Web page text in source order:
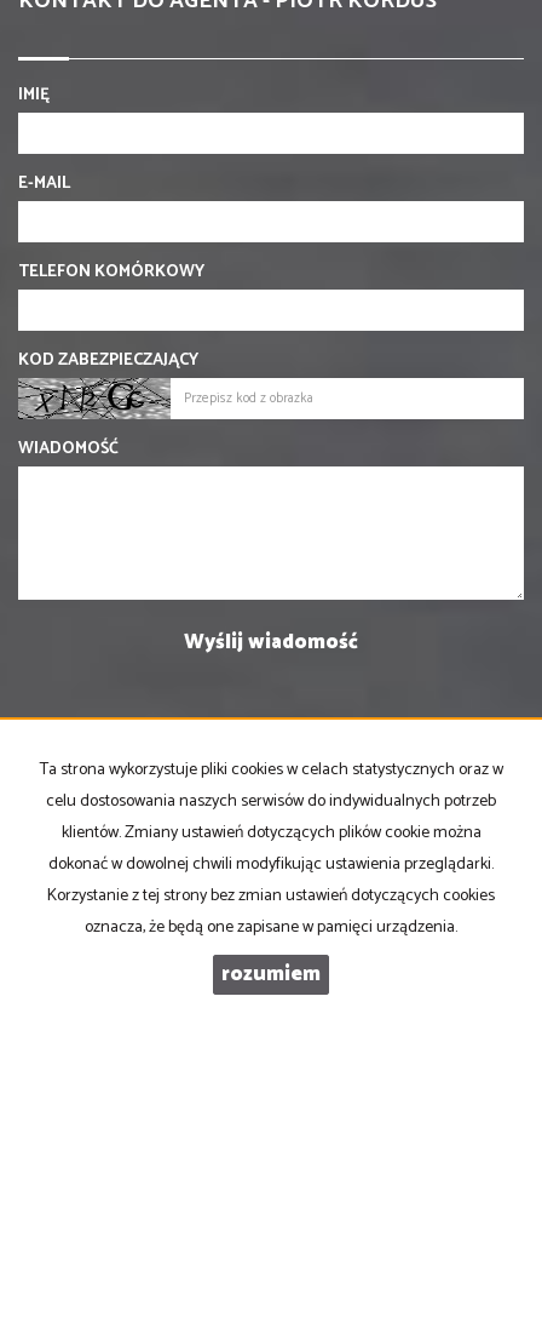
IMIĘ
E-MAIL
TELEFON KOMÓRKOWY
KOD ZABEZPIECZAJĄCY
WIADOMOŚĆ
PRONOVO Kordus
ul. Ku Słońcu 24F lokal 1
71-073 Szczecin
NIP: 8521103669
Otwarte: pon-pt w godz 10.00-17.00
Ta strona wykorzystuje pliki cookies w celach statystycznych oraz w
celu dostosowania naszych serwisów do indywidualnych potrzeb
klientów. Zmiany ustawień dotyczących plików cookie można
dokonać w dowolnej chwili modyfikując ustawienia przeglądarki.
Korzystanie z tej strony bez zmian ustawień dotyczących cookies
oznacza, że będą one zapisane w pamięci urządzenia.
rozumiem